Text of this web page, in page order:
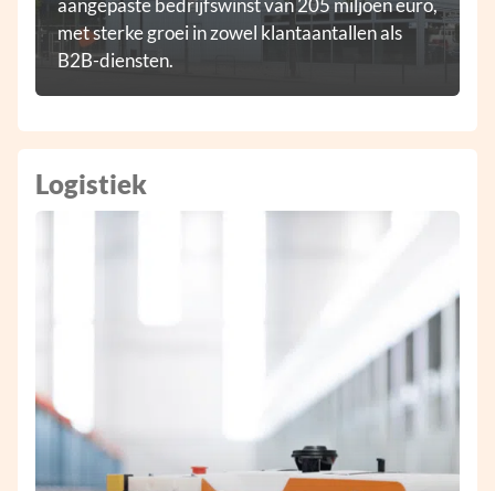
met sterke groei in zowel klantaantallen als
B2B-diensten.
Logistiek